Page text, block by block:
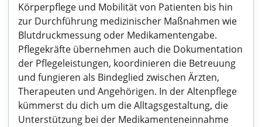
Körperpflege und Mobilität von Patienten bis hin
zur Durchführung medizinischer Maßnahmen wie
Blutdruckmessung oder Medikamentengabe.
Pflegekräfte übernehmen auch die Dokumentation
der Pflegeleistungen, koordinieren die Betreuung
und fungieren als Bindeglied zwischen Ärzten,
Therapeuten und Angehörigen. In der Altenpflege
kümmerst du dich um die Alltagsgestaltung, die
Unterstützung bei der Medikamenteneinnahme